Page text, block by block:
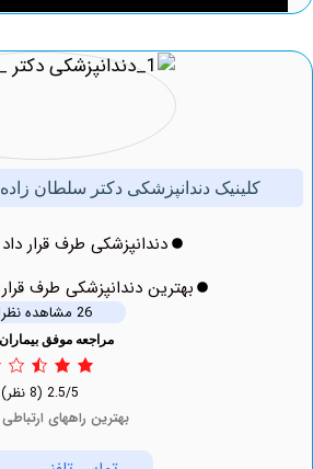
‏دندانپزشکی دکتر ‏سلطان ‏زاده
دندانپزشکی طرف قرار داد بیمه
بهترین دندانپزشکی طرف قرار داد
مراجعه موفق بیماران 6541
بهترین راههای ارتباطی این دکتر